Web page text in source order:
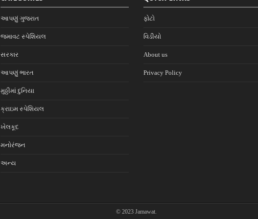
આપણું ગુજરાત
જમાવટ સ્પેશિયલ
સરકાર
આપણું ભારત
મુઠ્ઠીમાં દુનિયા
ક્રાઇમ સ્પેશિયલ
ખેલકૂદ
મનોરંજન
અન્ય
ફોટો
વિડીયો
About us
Privacy Policy
© 2023 Jamawat.